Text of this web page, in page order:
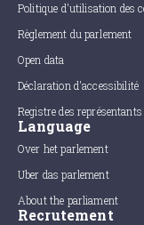
Politique d'utilisation des
Règlement du parlement
Open data
Déclaration d'accessibilité
Registre des
Language
Over het parlement
Uber das parlement
About the parliament
Recrutement